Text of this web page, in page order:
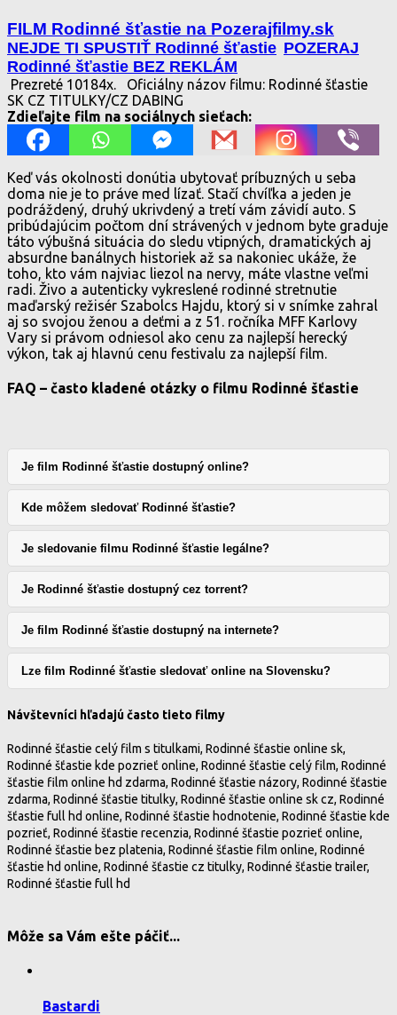
FILM Rodinné šťastie na Pozerajfilmy.sk
NEJDE TI SPUSTIŤ Rodinné šťastie POZERAJ
Rodinné šťastie BEZ REKLÁM
Prezreté 10184x.
Oficiálny názov filmu: Rodinné šťastie
SK CZ TITULKY/CZ DABING
Zdieľajte film na sociálnych sieťach:
Keď vás okolnosti donútia ubytovať príbuzných u seba
doma nie je to práve med lízať. Stačí chvíľka a jeden je
podráždený, druhý ukrivdený a tretí vám závidí auto. S
pribúdajúcim počtom dní strávených v jednom byte graduje
táto výbušná situácia do sledu vtipných, dramatických aj
absurdne banálnych historiek až sa nakoniec ukáže, že
toho, kto vám najviac liezol na nervy, máte vlastne veľmi
radi. Živo a autenticky vykreslené rodinné stretnutie
maďarský režisér Szabolcs Hajdu, ktorý si v snímke zahral
aj so svojou ženou a deťmi a z 51. ročníka MFF Karlovy
Vary si právom odniesol ako cenu za najlepší herecký
výkon, tak aj hlavnú cenu festivalu za najlepší film.
FAQ – často kladené otázky o filmu Rodinné šťastie
Je film Rodinné šťastie dostupný online?
Kde môžem sledovať Rodinné šťastie?
Je sledovanie filmu Rodinné šťastie legálne?
Je Rodinné šťastie dostupný cez torrent?
Je film Rodinné šťastie dostupný na internete?
Lze film Rodinné šťastie sledovať online na Slovensku?
Návštevníci hľadajú často tieto filmy
Rodinné šťastie celý film s titulkami, Rodinné šťastie online sk,
Rodinné šťastie kde pozrieť online, Rodinné šťastie celý film, Rodinné
šťastie film online hd zdarma, Rodinné šťastie názory, Rodinné šťastie
zdarma, Rodinné šťastie titulky, Rodinné šťastie online sk cz, Rodinné
šťastie full hd online, Rodinné šťastie hodnotenie, Rodinné šťastie kde
pozrieť, Rodinné šťastie recenzia, Rodinné šťastie pozrieť online,
Rodinné šťastie bez platenia, Rodinné šťastie film online, Rodinné
šťastie hd online, Rodinné šťastie cz titulky, Rodinné šťastie trailer,
Rodinné šťastie full hd
Môže sa Vám ešte páčiť...
Bastardi